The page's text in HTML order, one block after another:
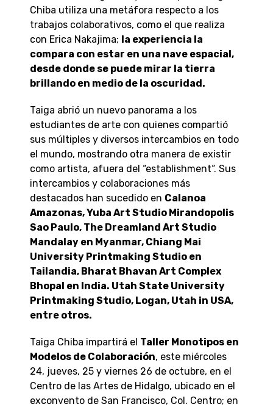
Chiba utiliza una metáfora respecto a los
trabajos colaborativos, como el que realiza
con Erica Nakajima; la experiencia la
compara con estar en una nave espacial,
desde donde se puede mirar la tierra
brillando en medio de la oscuridad.
Taiga abrió un nuevo panorama a los
estudiantes de arte con quienes compartió
sus múltiples y diversos intercambios en todo
el mundo, mostrando otra manera de existir
como artista, afuera del “establishment“. Sus
intercambios y colaboraciones más
destacados han sucedido en Calanoa
Amazonas, Yuba Art Studio Mirandopolis
Sao Paulo, The Dreamland Art Studio
Mandalay en Myanmar, Chiang Mai
University Printmaking Studio en
Tailandia, Bharat Bhavan Art Complex
Bhopal en India. Utah State University
Printmaking Studio, Logan, Utah in USA,
entre otros.
Taiga Chiba impartirá el Taller Monotipos en
Modelos de Colaboración, este miércoles
24, jueves, 25 y viernes 26 de octubre, en el
Centro de las Artes de Hidalgo, ubicado en el
exconvento de San Francisco, Col. Centro; en